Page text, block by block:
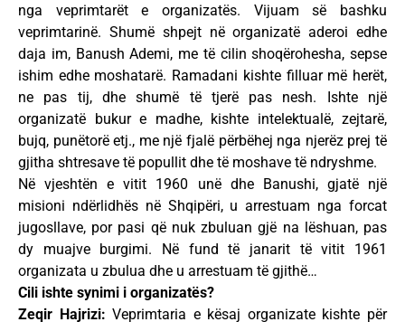
nga veprimtarët e organizatës. Vijuam së bashku
veprimtarinë. Shumë shpejt në organizatë aderoi edhe
daja im, Banush Ademi, me të cilin shoqërohesha, sepse
ishim edhe moshatarë. Ramadani kishte filluar më herët,
ne pas tij, dhe shumë të tjerë pas nesh. Ishte një
organizatë bukur e madhe, kishte intelektualë, zejtarë,
bujq, punëtorë etj., me një fjalë përbëhej nga njerëz prej të
gjitha shtresave të popullit dhe të moshave të ndryshme.
Në vjeshtën e vitit 1960 unë dhe Banushi, gjatë një
misioni ndërlidhës në Shqipëri, u arrestuam nga forcat
jugosllave, por pasi që nuk zbuluan gjë na lëshuan, pas
dy muajve burgimi. Në fund të janarit të vitit 1961
organizata u zbulua dhe u arrestuam të gjithë…
Cili ishte synimi i organizatës?
Zeqir Hajrizi:Veprimtaria e kësaj organizate kishte për